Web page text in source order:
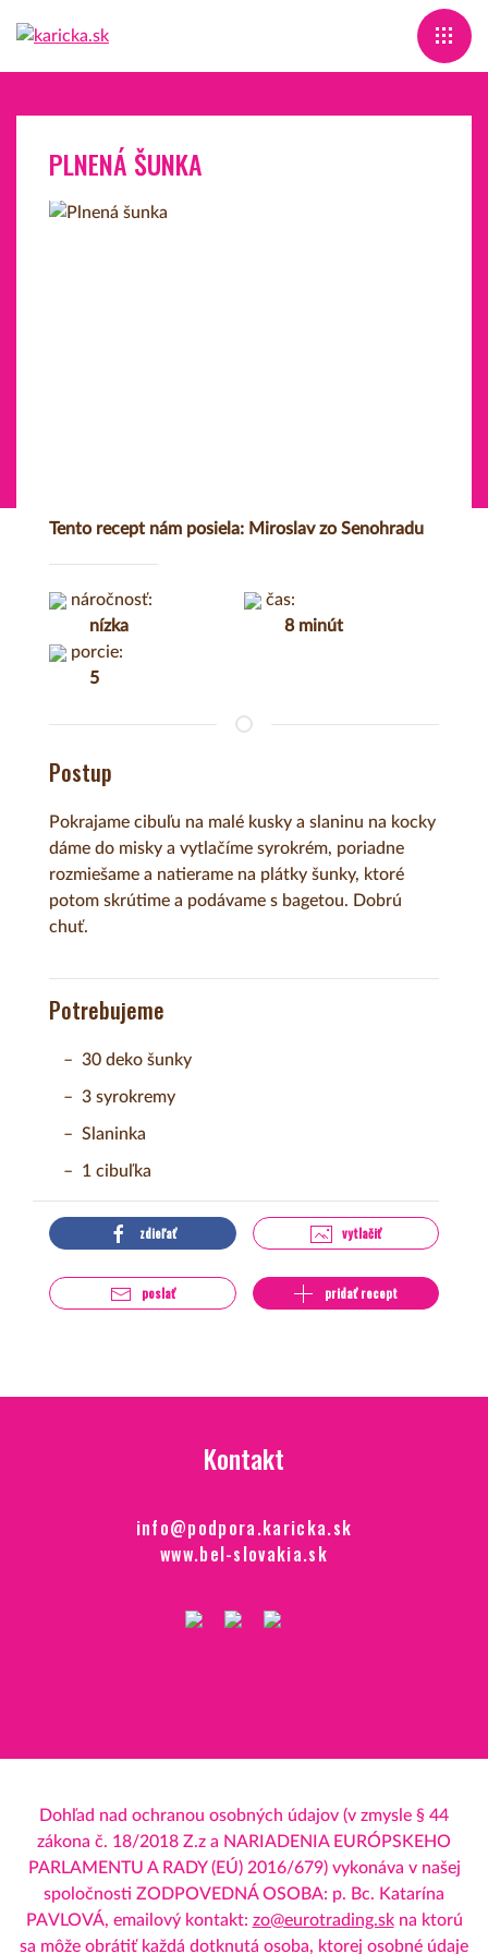
PLNENÁ ŠUNKA
Tento recept nám posiela: Miroslav zo Senohradu
náročnosť:
nízka
čas:
8 minút
porcie:
5
Postup
Pokrajame cibuľu na malé kusky a slaninu na kocky
dáme do misky a vytlačíme syrokrém, poriadne
rozmiešame a natierame na plátky šunky, ktoré
potom skrútime a podávame s bagetou. Dobrú
chuť.
Potrebujeme
30 deko šunky
3 syrokremy
Slaninka
1 cibuľka
zdieľať vytlačiť
poslať pridať recept
Kontakt
info@podpora.karicka.sk
www.bel-slovakia.sk
Dohľad nad ochranou osobných údajov (v zmysle § 44
zákona č. 18/2018 Z.z a NARIADENIA EURÓPSKEHO
PARLAMENTU A RADY (EÚ) 2016/679) vykonáva v našej
spoločnosti ZODPOVEDNÁ OSOBA: p. Bc. Katarína
PAVLOVÁ, emailový kontakt: zo@eurotrading.skna ktorú
sa môže obrátiť každá dotknutá osoba, ktorej osobné údaje